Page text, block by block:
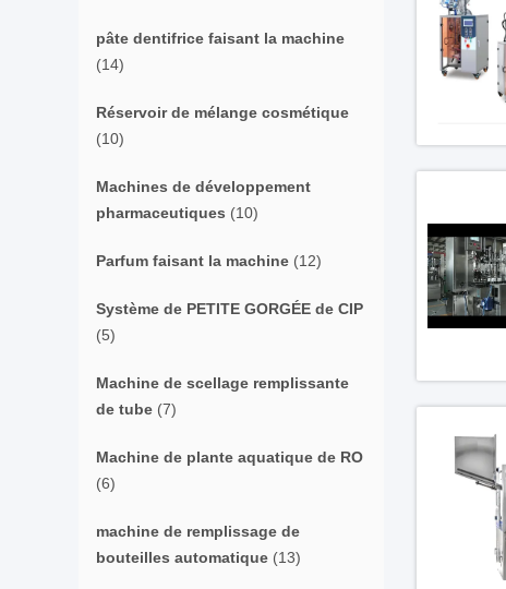
pâte dentifrice faisant la machine
(14)
Réservoir de mélange cosmétique
(10)
Machines de développement
pharmaceutiques (10)
Parfum faisant la machine (12)
Système de PETITE GORGÉE de CIP
(5)
Machine de scellage remplissante
de tube (7)
Machine de plante aquatique de RO
(6)
machine de remplissage de
bouteilles automatique (13)